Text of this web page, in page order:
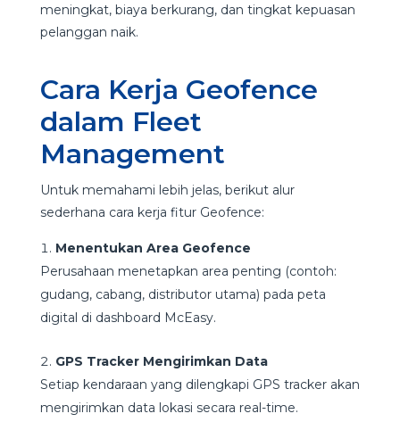
meningkat, biaya berkurang, dan tingkat kepuasan
pelanggan naik.
Cara Kerja Geofence
dalam Fleet
Management
Untuk memahami lebih jelas, berikut alur
sederhana cara kerja fitur Geofence:
Menentukan Area Geofence
Perusahaan menetapkan area penting (contoh:
gudang, cabang, distributor utama) pada peta
digital di dashboard McEasy.
GPS Tracker Mengirimkan Data
Setiap kendaraan yang dilengkapi GPS tracker akan
mengirimkan data lokasi secara real-time.